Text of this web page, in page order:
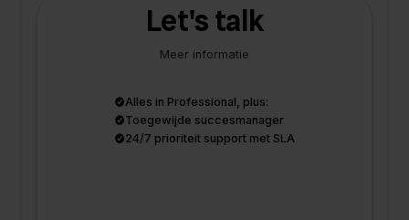
Let's talk
Meer informatie
Alles in Professional, plus:
Toegewijde succesmanager
24/7 prioriteit support met SLA